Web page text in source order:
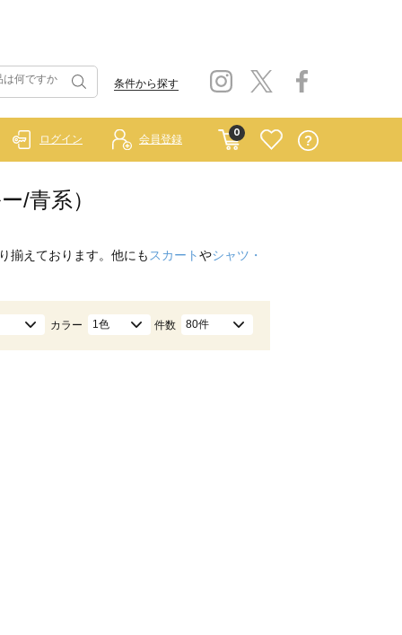
条件から探す
0
ログイン 会員登録
/青系）
揃えております。他にも スカートやシャツ・
カラー 1色 件数 80件